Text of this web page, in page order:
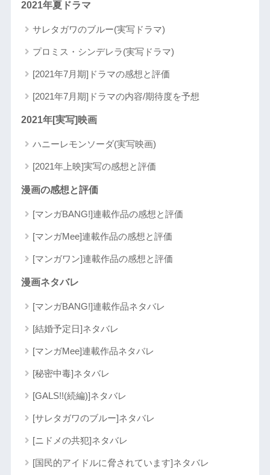
2021年夏ドラマ
サレタガワのブルー(実写ドラマ)
プロミス・シンデレラ(実写ドラマ)
[2021年7月期]ドラマの感想と評価
[2021年7月期]ドラマの内容/期待度を予想
2021年[実写]映画
ハニーレモンソーダ(実写映画)
[2021年上映]実写の感想と評価
漫画の感想と評価
[マンガBANG!]連載作品の感想と評価
[マンガMee]連載作品の感想と評価
[マンガワン]連載作品の感想と評価
漫画ネタバレ
[マンガBANG!]連載作品ネタバレ
[結婚予定日]ネタバレ
[マンガMee]連載作品ネタバレ
[秘密中毒]ネタバレ
[GALS!!(続編)]ネタバレ
[サレタガワのブルー]ネタバレ
[ニドメの共犯]ネタバレ
[国民的アイドルに脅されています]ネタバレ